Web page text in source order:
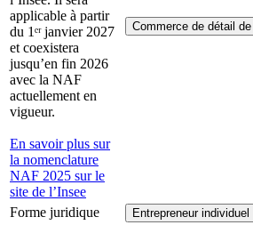
applicable à partir
du 1ᵉʳ janvier 2027
et coexistera
jusqu’en fin 2026
avec la NAF
actuellement en
vigueur.
En savoir plus sur
la nomenclature
NAF 2025 sur le
site de l’Insee
Commerce de détail
Forme juridique Entrepreneur individuel